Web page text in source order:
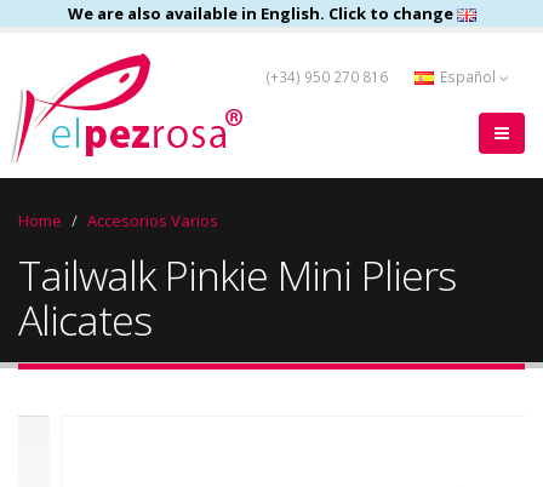
We are also available in English. Click to change
(+34) 950 270 816 Español
Home Accesorios Varios
Tailwalk Pinkie Mini Pliers
Alicates